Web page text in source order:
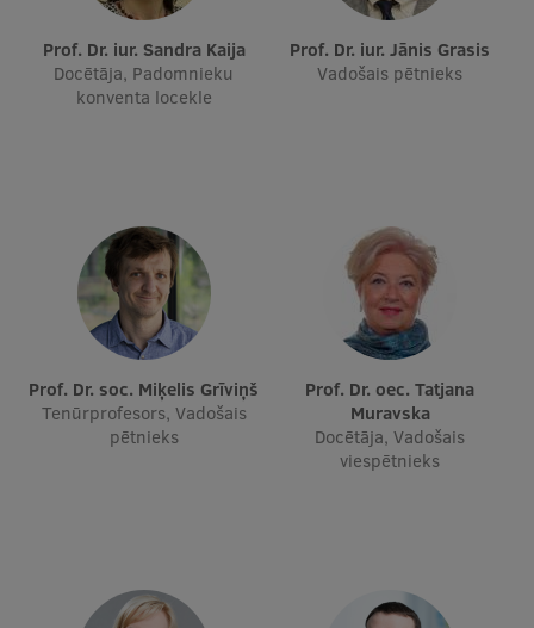
Muzeji un ekspozīcijas
Virtuālā tūre
Ilgtspējīga attīstība
Studiju un vides pieejamība
Dati par 2025. gadu
Suvenīri un grāmatas
Prof. Dr. iur. Sandra Kaija
Docētāja, Padomnieku
konventa locekle
Prof. Dr. iur. Jānis Grasis
Vadošais pētnieks
Prof. Dr. soc. Miķelis Grīviņš
Tenūrprofesors, Vadošais
pētnieks
Prof. Dr. oec. Tatjana
Muravska
Docētāja, Vadošais
viespētnieks